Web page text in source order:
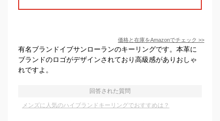
価格と在庫をAmazonでチェック >>
有名ブランドイブサンローランのキーリングです。本革に
ブランドのロゴがデザインされており高級感がありおしゃ
れですよ。
回答された質問
メンズに人気のハイブランドキーリングでおすすめは？